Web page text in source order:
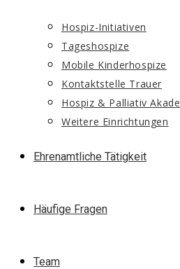
Hospiz-Initiativen
Tageshospize
Mobile Kinderhospize
Kontaktstelle Trauer
Hospiz & Palliativ
Weitere Einrichtungen
Ehrenamtliche Tätigkeit
Häufige Fragen
Team